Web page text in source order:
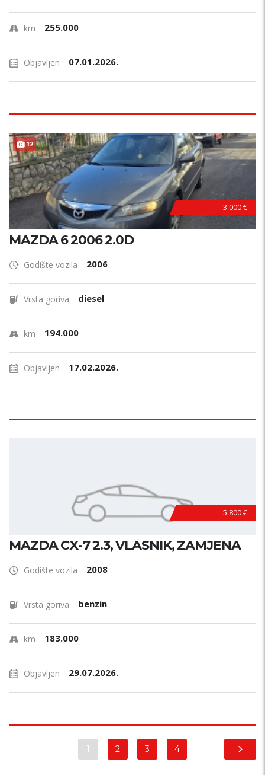
km 255.000
Objavljen 07.01.2026.
12
3.000 €
MAZDA 6 2006 2.0D
Godište vozila 2006
Vrsta goriva diesel
km 194.000
Objavljen 17.02.2026.
5.800 €
MAZDA CX-7 2.3, VLASNIK, ZAMJENA
Godište vozila 2008
Vrsta goriva benzin
km 183.000
Objavljen 29.07.2026.
1 2 3 4